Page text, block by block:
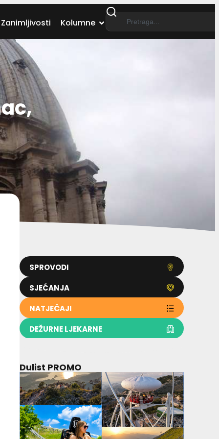
Zanimljivosti Kolumne
SPROVODI
SJEĆANJA
NATJEČAJI
DEŽURNE LJEKARNE
Dulist PROMO